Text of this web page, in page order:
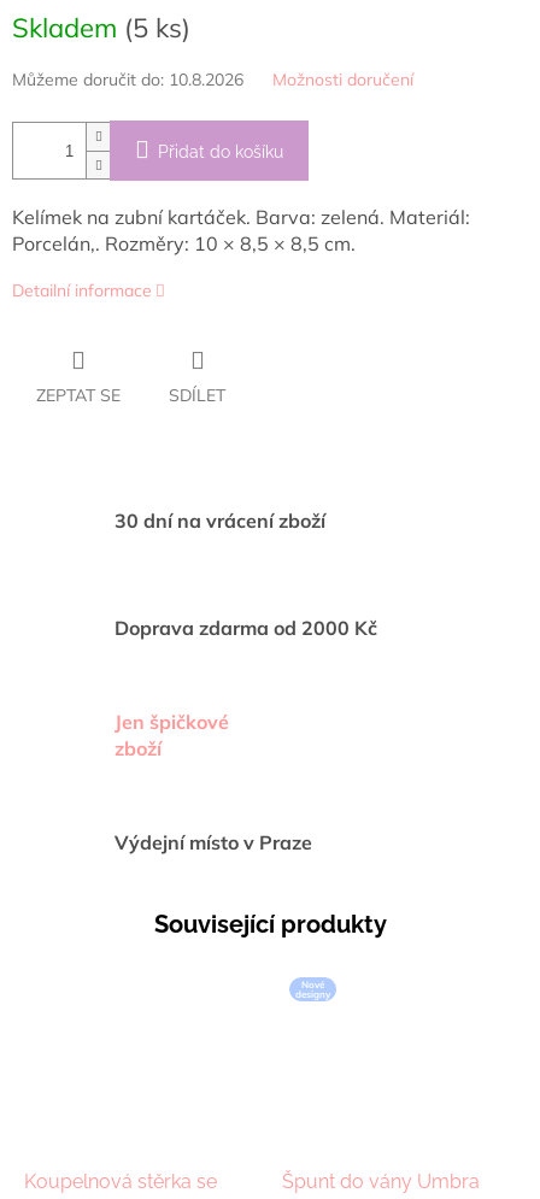
cena:
Skladem (5 ks)
Můžeme doručit do: 10.8.2026 Možnosti doručení
Přidat do košíku
Kelímek na zubní kartáček. Barva: zelená. Materiál:
Porcelán,. Rozměry: 10 × 8,5 × 8,5 cm.
Detailní informace
ZEPTAT SE SDÍLET
30 dní na vrácení zboží
Doprava zdarma od 2000 Kč
Jen špičkové
zboží
Výdejní místo v Praze
Související produkty
Koupelnová stěrka se
Nové
designy
Špunt do vány Umbra